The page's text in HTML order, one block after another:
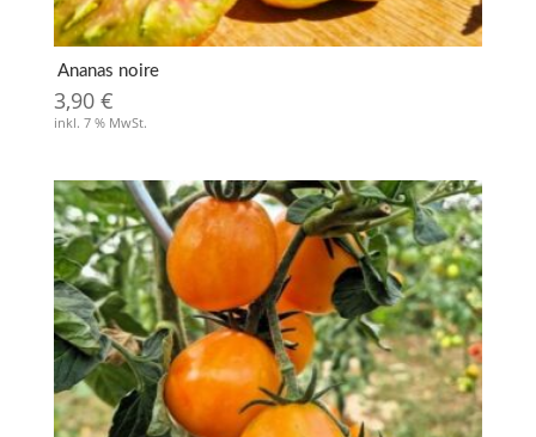
Ananas noire
3,90 €
inkl. 7 % MwSt.